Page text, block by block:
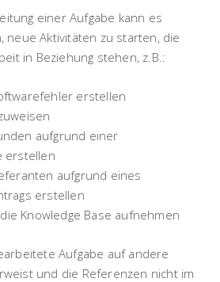
einer Aufgabe kann es
neue Aktivitäten zu starten, die
in Beziehung stehen, z.B.:
erstellen
aufgrund einer
erstellen
aufgrund eines
erstellen
Knowledge Base aufnehmen
Aufgabe auf andere
und die Referenzen nicht im